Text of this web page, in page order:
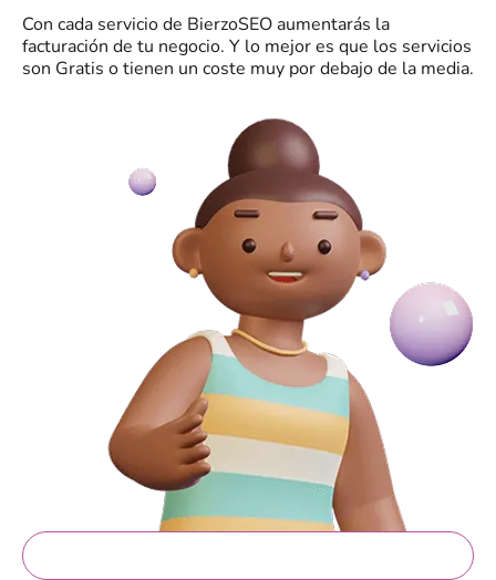
Con cada servicio de BierzoSEO aumentarás la
facturación de tu negocio. Y lo mejor es que los servicios
son Gratis o tienen un coste muy por debajo de la media.